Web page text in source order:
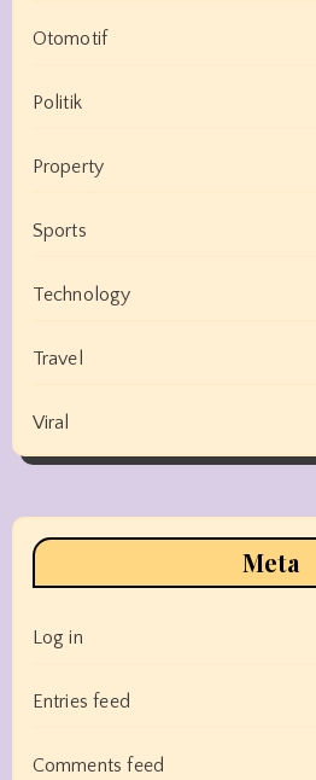
Otomotif
Politik
Property
Sports
Technology
Travel
Viral
Meta
Log in
Entries feed
Comments feed